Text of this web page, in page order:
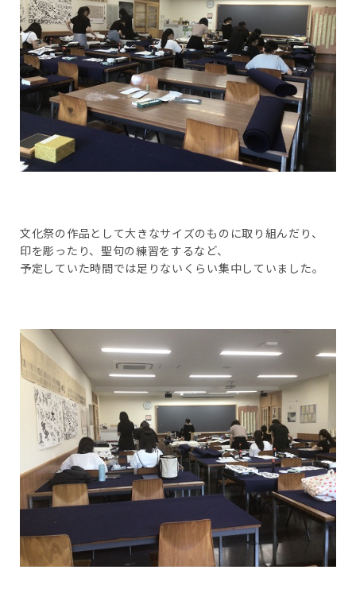
文化祭の作品として大きなサイズのものに取り組んだり、
印を彫ったり、聖句の練習をするなど、
予定していた時間では足りないくらい集中していました。